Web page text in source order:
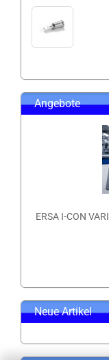
Angebote
ERSA I-CON
Neue Artikel